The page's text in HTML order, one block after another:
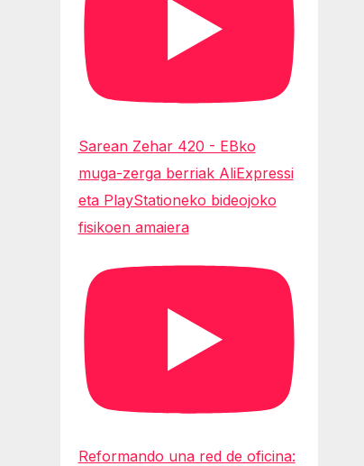
Sarean Zehar 420 - EBko
muga-zerga berriak AliExpressi
eta PlayStationeko bideojoko
fisikoen amaiera
Reformando una red de oficina: